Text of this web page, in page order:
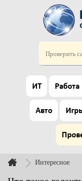
ИТ Работа
Авто
Интересное